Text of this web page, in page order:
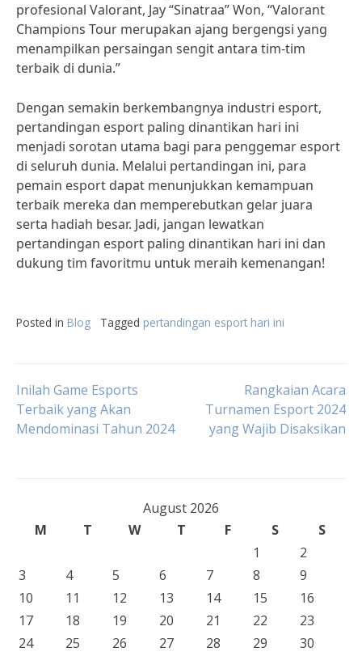
profesional Valorant, Jay “Sinatraa” Won, “Valorant
Champions Tour merupakan ajang bergengsi yang
menampilkan persaingan sengit antara tim-tim
terbaik di dunia.”
Dengan semakin berkembangnya industri esport,
pertandingan esport paling dinantikan hari ini
menjadi sorotan utama bagi para penggemar esport
di seluruh dunia. Melalui pertandingan ini, para
pemain esport dapat menunjukkan kemampuan
terbaik mereka dan memperebutkan gelar juara
serta hadiah besar. Jadi, jangan lewatkan
pertandingan esport paling dinantikan hari ini dan
dukung tim favoritmu untuk meraih kemenangan!
Posted in Blog Tagged pertandingan esport hari ini
Post
navigation
Inilah Game Esports
Terbaik yang Akan
Mendominasi Tahun 2024
Rangkaian Acara
Turnamen Esport 2024
yang Wajib Disaksikan
August 2026
M
T W T F S
S
1
2
3
4 5 6 7 8
9
10
11 12 13 14 15
16
17
18 19 20 21 22
23
24
25 26 27 28 29
30